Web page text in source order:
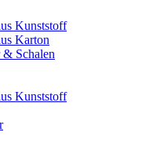
Kunststoff
Karton
Schalen
Kunststoff